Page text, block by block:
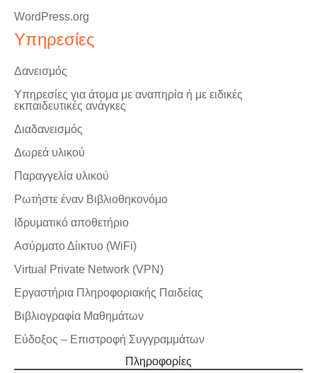
WordPress.org
Υπηρεσίες
Δανεισμός
Υπηρεσίες για άτομα με αναπηρία ή με ειδικές
εκπαιδευτικές ανάγκες
Διαδανεισμός
Δωρεά υλικού
Παραγγελία υλικού
Ρωτήστε έναν Βιβλιοθηκονόμο
Ιδρυματικό αποθετήριο
Ασύρματο Δίικτυο (WiFi)
Virtual Private Network (VPN)
Εργαστήρια Πληροφοριακής Παιδείας
Βιβλιογραφία Μαθημάτων
Εύδοξος – Επιστροφή Συγγραμμάτων
Πληροφορίες